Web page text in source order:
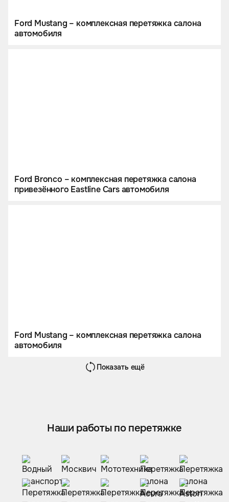
Ford Mustang – комплексная перетяжка салона
автомобиля
Ford Bronco – комплексная перетяжка салона
привезённого Eastline Cars автомобиля
Ford Mustang – комплексная перетяжка салона
автомобиля
Показать ещё
Наши работы по перетяжке